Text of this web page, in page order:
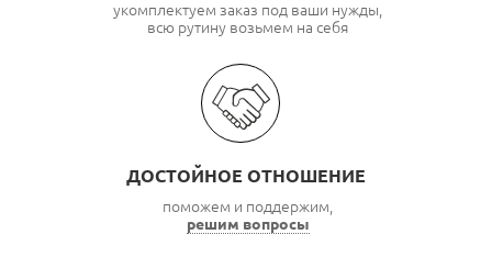
укомплектуем заказ под ваши нужды,
всю рутину возьмем на себя
ДОСТОЙНОЕ ОТНОШЕНИЕ
поможем и поддержим,
решим вопросы